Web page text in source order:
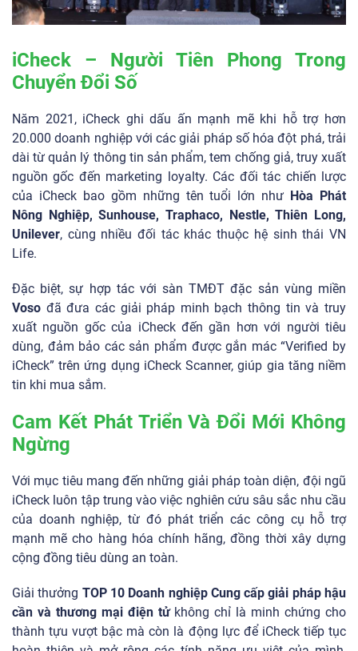
iCheck – Người Tiên Phong Trong
Chuyển Đổi Số
Năm 2021, iCheck ghi dấu ấn mạnh mẽ khi hỗ trợ hơn
20.000 doanh nghiệp với các giải pháp số hóa đột phá, trải
dài từ quản lý thông tin sản phẩm, tem chống giả, truy xuất
nguồn gốc đến marketing loyalty. Các đối tác chiến lược
của iCheck bao gồm những tên tuổi lớn như Hòa Phát
Nông Nghiệp, Sunhouse, Traphaco, Nestle, Thiên Long,
Unilever, cùng nhiều đối tác khác thuộc hệ sinh thái VN
Life.
Đặc biệt, sự hợp tác với sàn TMĐT đặc sản vùng miền
Voso đã đưa các giải pháp minh bạch thông tin và truy
xuất nguồn gốc của iCheck đến gần hơn với người tiêu
dùng, đảm bảo các sản phẩm được gắn mác “Verified by
iCheck” trên ứng dụng iCheck Scanner, giúp gia tăng niềm
tin khi mua sắm.
Cam Kết Phát Triển Và Đổi Mới Không
Ngừng
Với mục tiêu mang đến những giải pháp toàn diện, đội ngũ
iCheck luôn tập trung vào việc nghiên cứu sâu sắc nhu cầu
của doanh nghiệp, từ đó phát triển các công cụ hỗ trợ
mạnh mẽ cho hàng hóa chính hãng, đồng thời xây dựng
cộng đồng tiêu dùng an toàn.
Giải thưởng TOP 10 Doanh nghiệp Cung cấp giải pháp hậu
cần và thương mại điện tửkhông chỉ là minh chứng cho
thành tựu vượt bậc mà còn là động lực để iCheck tiếp tục